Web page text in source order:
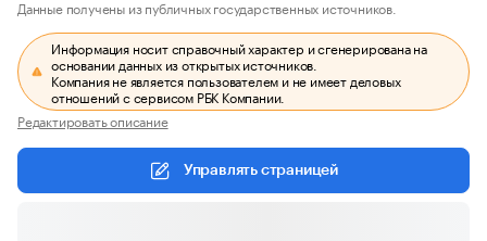
Данные получены из публичных государственных источников.
Информация носит справочный характер и сгенерирована на
основании данных из открытых источников.
Компания не является пользователем и не имеет деловых
отношений с сервисом РБК Компании.
Редактировать описание
Управлять страницей